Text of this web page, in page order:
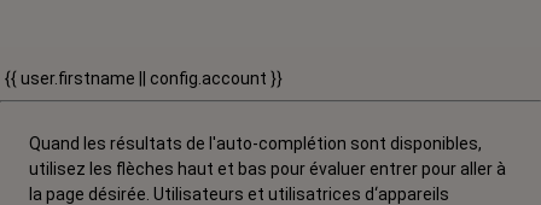
{{ user.firstname || config.account }}
Quand les résultats de l'auto-complétion sont disponibles,
utilisez les flèches haut et bas pour évaluer entrer pour aller à
la page désirée. Utilisateurs et utilisatrices d‘appareils